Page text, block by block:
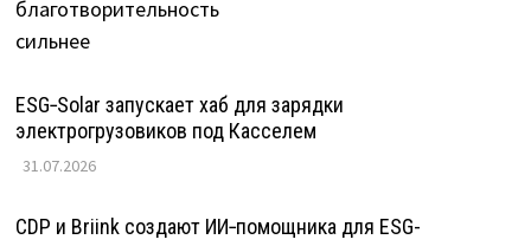
ESG‑Solar запускает хаб для зарядки
электрогрузовиков под Касселем
31.07.2026
CDP и Briink создают ИИ‑помощника для ESG-